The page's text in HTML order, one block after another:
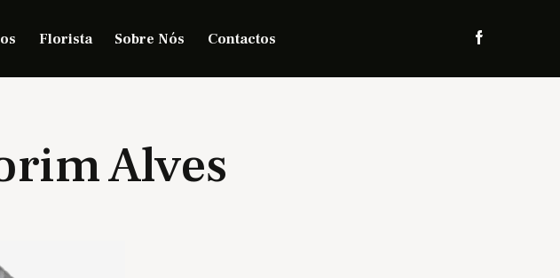
Florista Sobre Nós Contactos
Alves